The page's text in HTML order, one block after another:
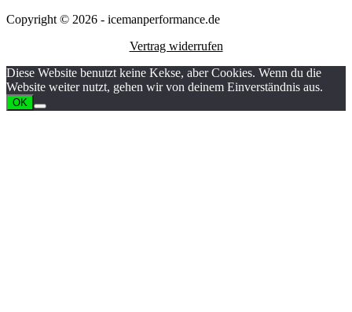
Copyright © 2026 - icemanperformance.de
Vertrag widerrufen
Diese Website benutzt keine Kekse, aber Cookies. Wenn du die
Website weiter nutzt, gehen wir von deinem Einverständnis aus.
OK